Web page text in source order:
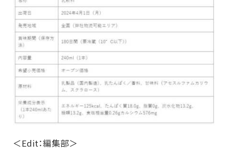
＜Edit：編集部＞